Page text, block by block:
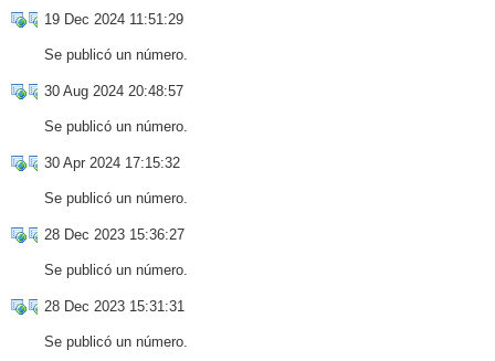
19 Dec 2024 11:51:29
Se publicó un número.
30 Aug 2024 20:48:57
Se publicó un número.
30 Apr 2024 17:15:32
Se publicó un número.
28 Dec 2023 15:36:27
Se publicó un número.
28 Dec 2023 15:31:31
Se publicó un número.